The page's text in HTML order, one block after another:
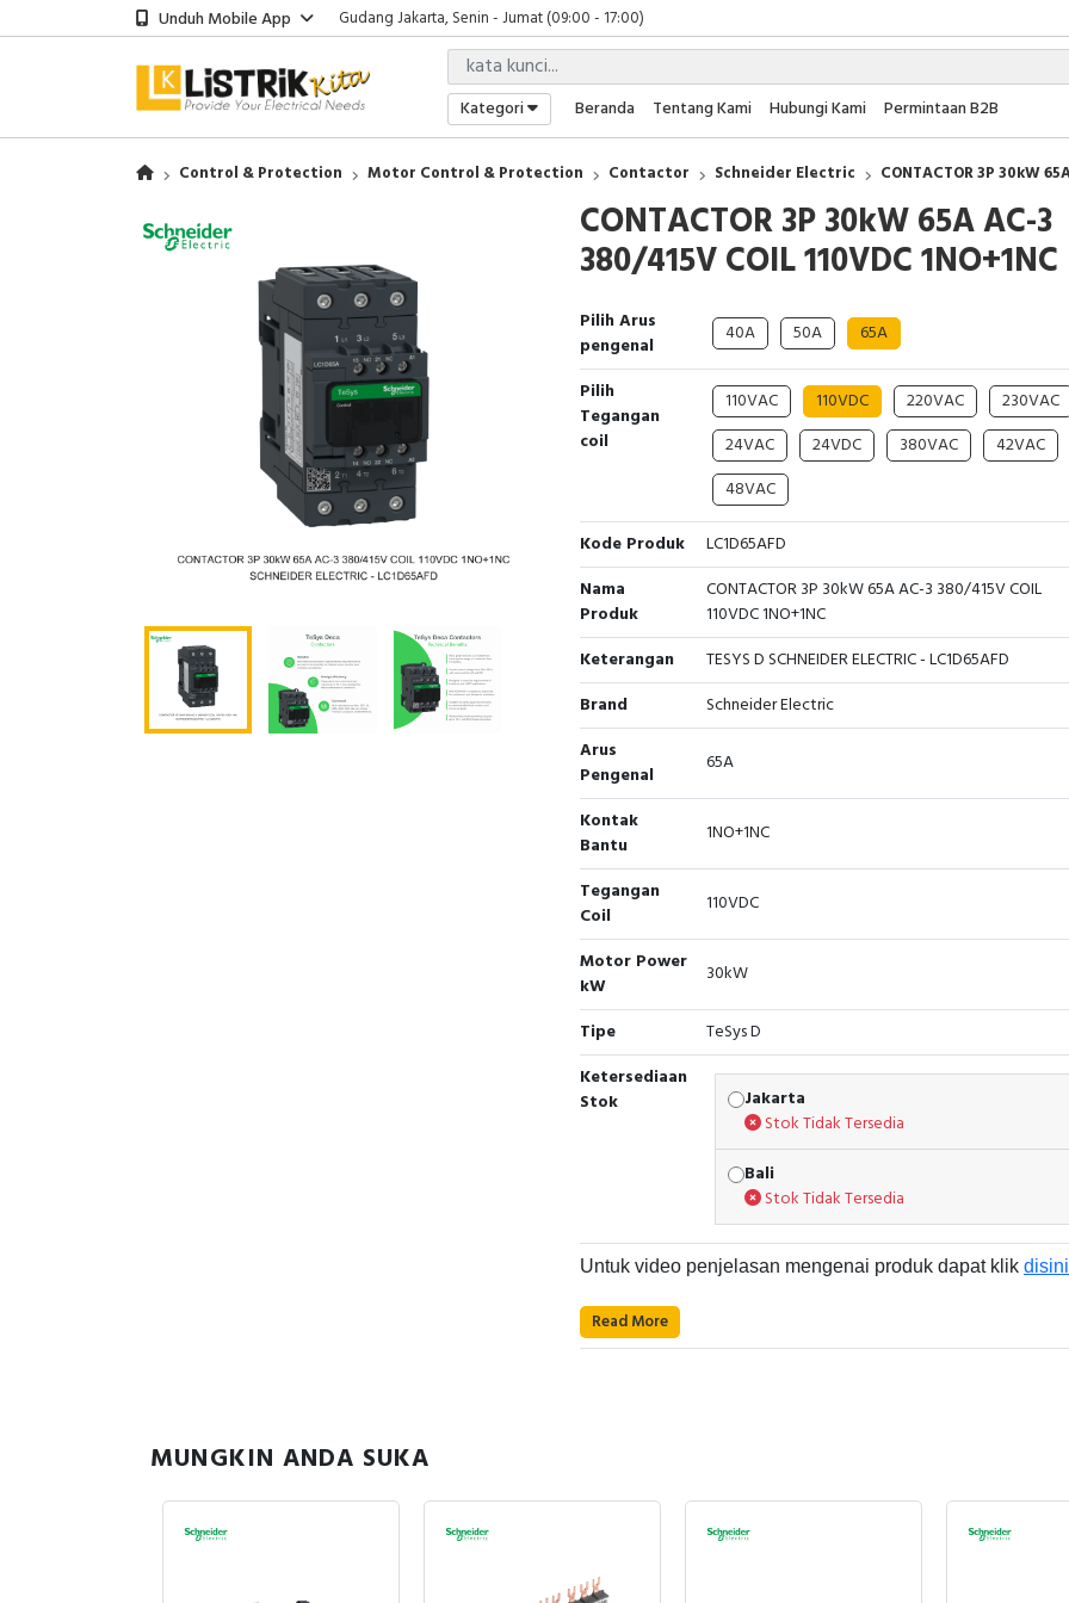
Unduh Mobile App
Gudang Jakarta, Senin - Jumat (09:00 - 17:00)
Showroom Bali, Senin - Jumat (09:00 - 17:00)
Kantor Jakarta, Senin - Jumat (08:00 - 17:00)
Gudang Jakarta, Senin - Jumat (09:00 - 17:00)
Showroom Bali, Senin - Jumat (09:00 - 17:00)
Kategori Beranda Tentang Kami Hubungi Kami Permintaan B2B
Control & Protection Motor Control & Protection Contactor Schneider Electric CONTACTOR 3P 30kW
CONTACTOR 3P 30kW 65A AC-3
380/415V COIL 110VDC 1NO+1NC
Pilih Arus
pengenal
40A 50A 65A
Pilih
Tegangan
coil
110VAC 110VDC 220VAC
230VAC
24VAC
24VDC 380VAC
42VAC
48VAC
Kode Produk
LC1D65AFD
Nama
Produk
CONTACTOR 3P 30kW 65A AC-3 380/415V COIL
110VDC 1NO+1NC
Keterangan
TESYS D SCHNEIDER ELECTRIC - LC1D65AFD
Brand
Schneider Electric
Arus
Pengenal
65A
Kontak
Bantu
1NO+1NC
Tegangan
Coil
110VDC
Motor Power
kW
30kW
Tipe
TeSys D
Ketersediaan
Stok
Jakarta
Stok Tidak Tersedia
Bali
Stok Tidak Tersedia
Untuk video penjelasan mengenai produk dapat klik
Read More
MUNGKIN ANDA SUKA